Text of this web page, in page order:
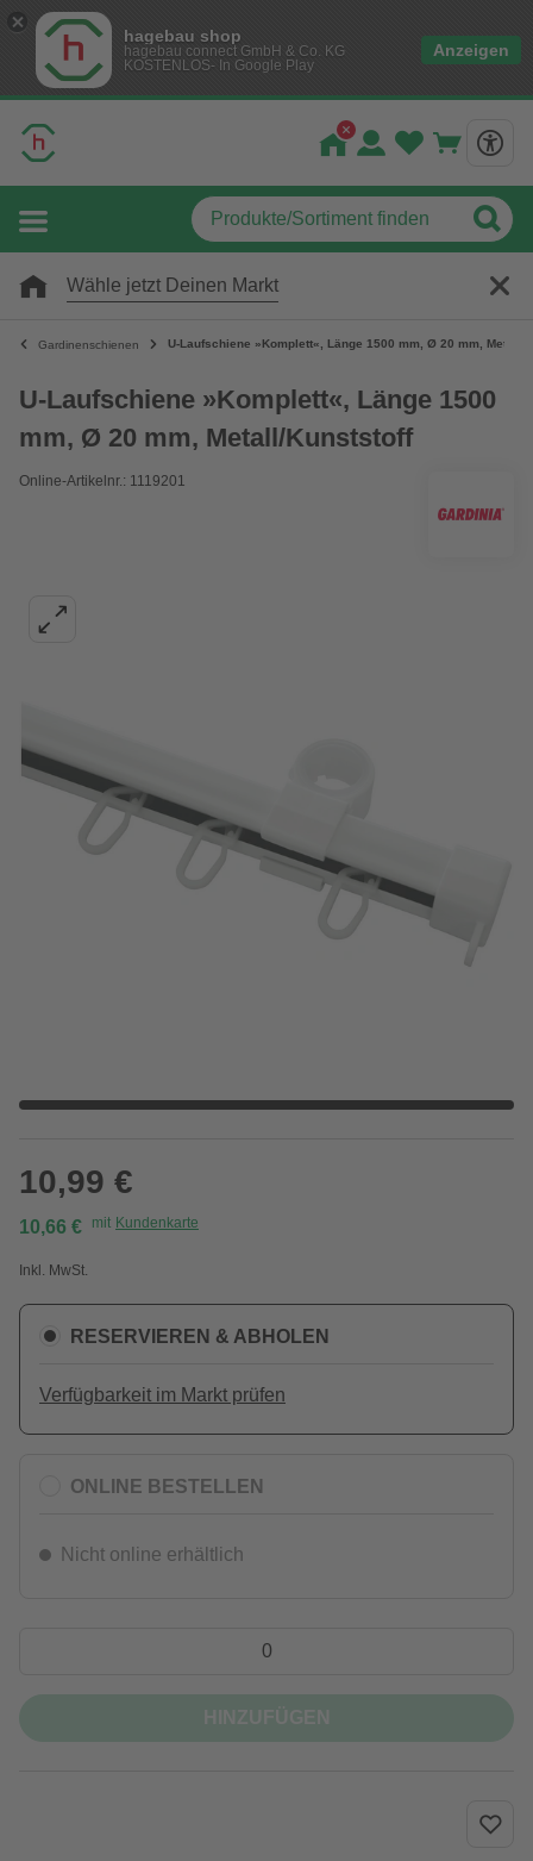
hagebau shop
hagebau connect GmbH & Co. KG
KOSTENLOS- In Google Play
Anzeigen
Wähle jetzt Deinen Markt
Gardinenschienen U-Laufschiene »Komplett«, Länge 1500 mm, Ø 20 mm, Metall/
U-Laufschiene »Komplett«, Länge 1500
mm, Ø 20 mm, Metall/Kunststoff
Online-Artikelnr.: 1119201
10,99 €
10,66 € mit Kundenkarte
Inkl. MwSt.
RESERVIEREN & ABHOLEN
Verfügbarkeit im Markt prüfen
ONLINE BESTELLEN
Nicht online erhältlich